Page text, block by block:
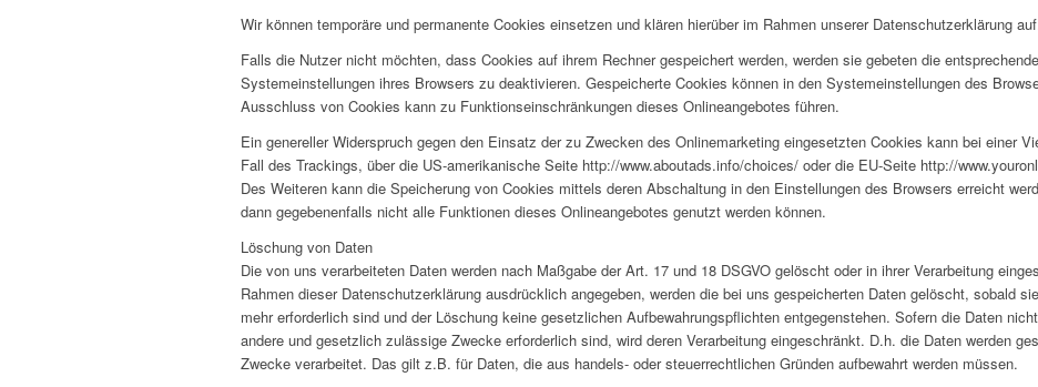
Wir können temporäre und permanente Cookies einsetzen und klären hierüber im Rahmen unserer Datenschutzerklärung
Falls die Nutzer nicht möchten, dass Cookies auf ihrem Rechner gespeichert werden, werden sie gebeten die
Systemeinstellungen ihres Browsers zu deaktivieren. Gespeicherte Cookies können in den Systemeinstellungen des
Ausschluss von Cookies kann zu Funktionseinschränkungen dieses Onlineangebotes führen.
Ein genereller Widerspruch gegen den Einsatz der zu Zwecken des Onlinemarketing eingesetzten Cookies kann bei einer
Fall des Trackings, über die US-amerikanische Seite http://www.aboutads.info/choices/ oder die EU-Seite http://
Des Weiteren kann die Speicherung von Cookies mittels deren Abschaltung in den Einstellungen des Browsers erreicht
dann gegebenenfalls nicht alle Funktionen dieses Onlineangebotes genutzt werden können.
Löschung von Daten
Die von uns verarbeiteten Daten werden nach Maßgabe der Art. 17 und 18 DSGVO gelöscht oder in ihrer Verarbeitung
Rahmen dieser Datenschutzerklärung ausdrücklich angegeben, werden die bei uns gespeicherten Daten gelöscht, sobald
mehr erforderlich sind und der Löschung keine gesetzlichen Aufbewahrungspflichten entgegenstehen. Sofern die Daten
andere und gesetzlich zulässige Zwecke erforderlich sind, wird deren Verarbeitung eingeschränkt. D.h. die Daten werden
Zwecke verarbeitet. Das gilt z.B. für Daten, die aus handels- oder steuerrechtlichen Gründen aufbewahrt werden müssen.